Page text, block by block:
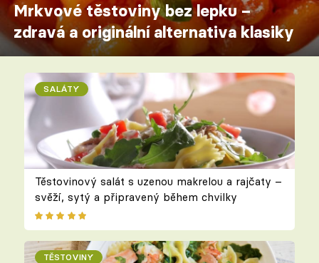
Mrkvové těstoviny bez lepku –
zdravá a originální alternativa klasiky
SALÁTY
Těstovinový salát s uzenou makrelou a rajčaty –
svěží, sytý a připravený během chvilky
TĚSTOVINY